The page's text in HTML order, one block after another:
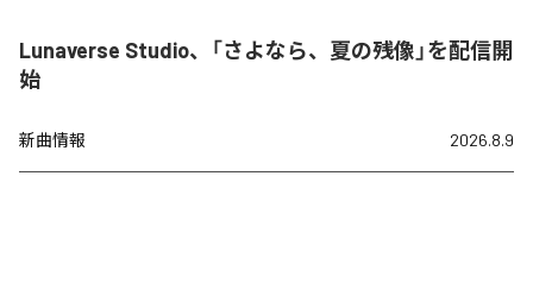
Lunaverse Studio、「さよなら、夏の残像」を配信開
始
新曲情報 2026.8.9